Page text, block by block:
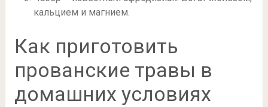
кальцием и магнием.
Как приготовить
прованские травы в
домашних условиях